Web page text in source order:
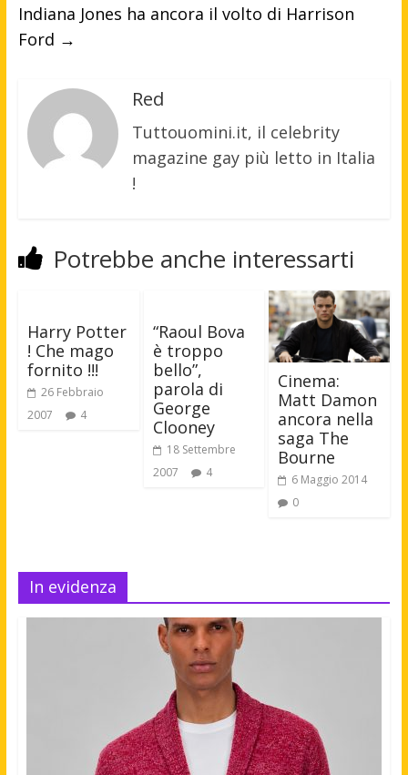
Indiana Jones ha ancora il volto di Harrison
Ford →
Red
Tuttouomini.it, il celebrity
magazine gay più letto in Italia
!
Potrebbe anche interessarti
Harry Potter
! Che mago
fornito !!!
26 Febbraio
2007
4
“Raoul Bova
è troppo
bello”,
parola di
George
Clooney
18 Settembre
2007
4
Cinema:
Matt Damon
ancora nella
saga The
Bourne
6 Maggio 2014
0
In evidenza